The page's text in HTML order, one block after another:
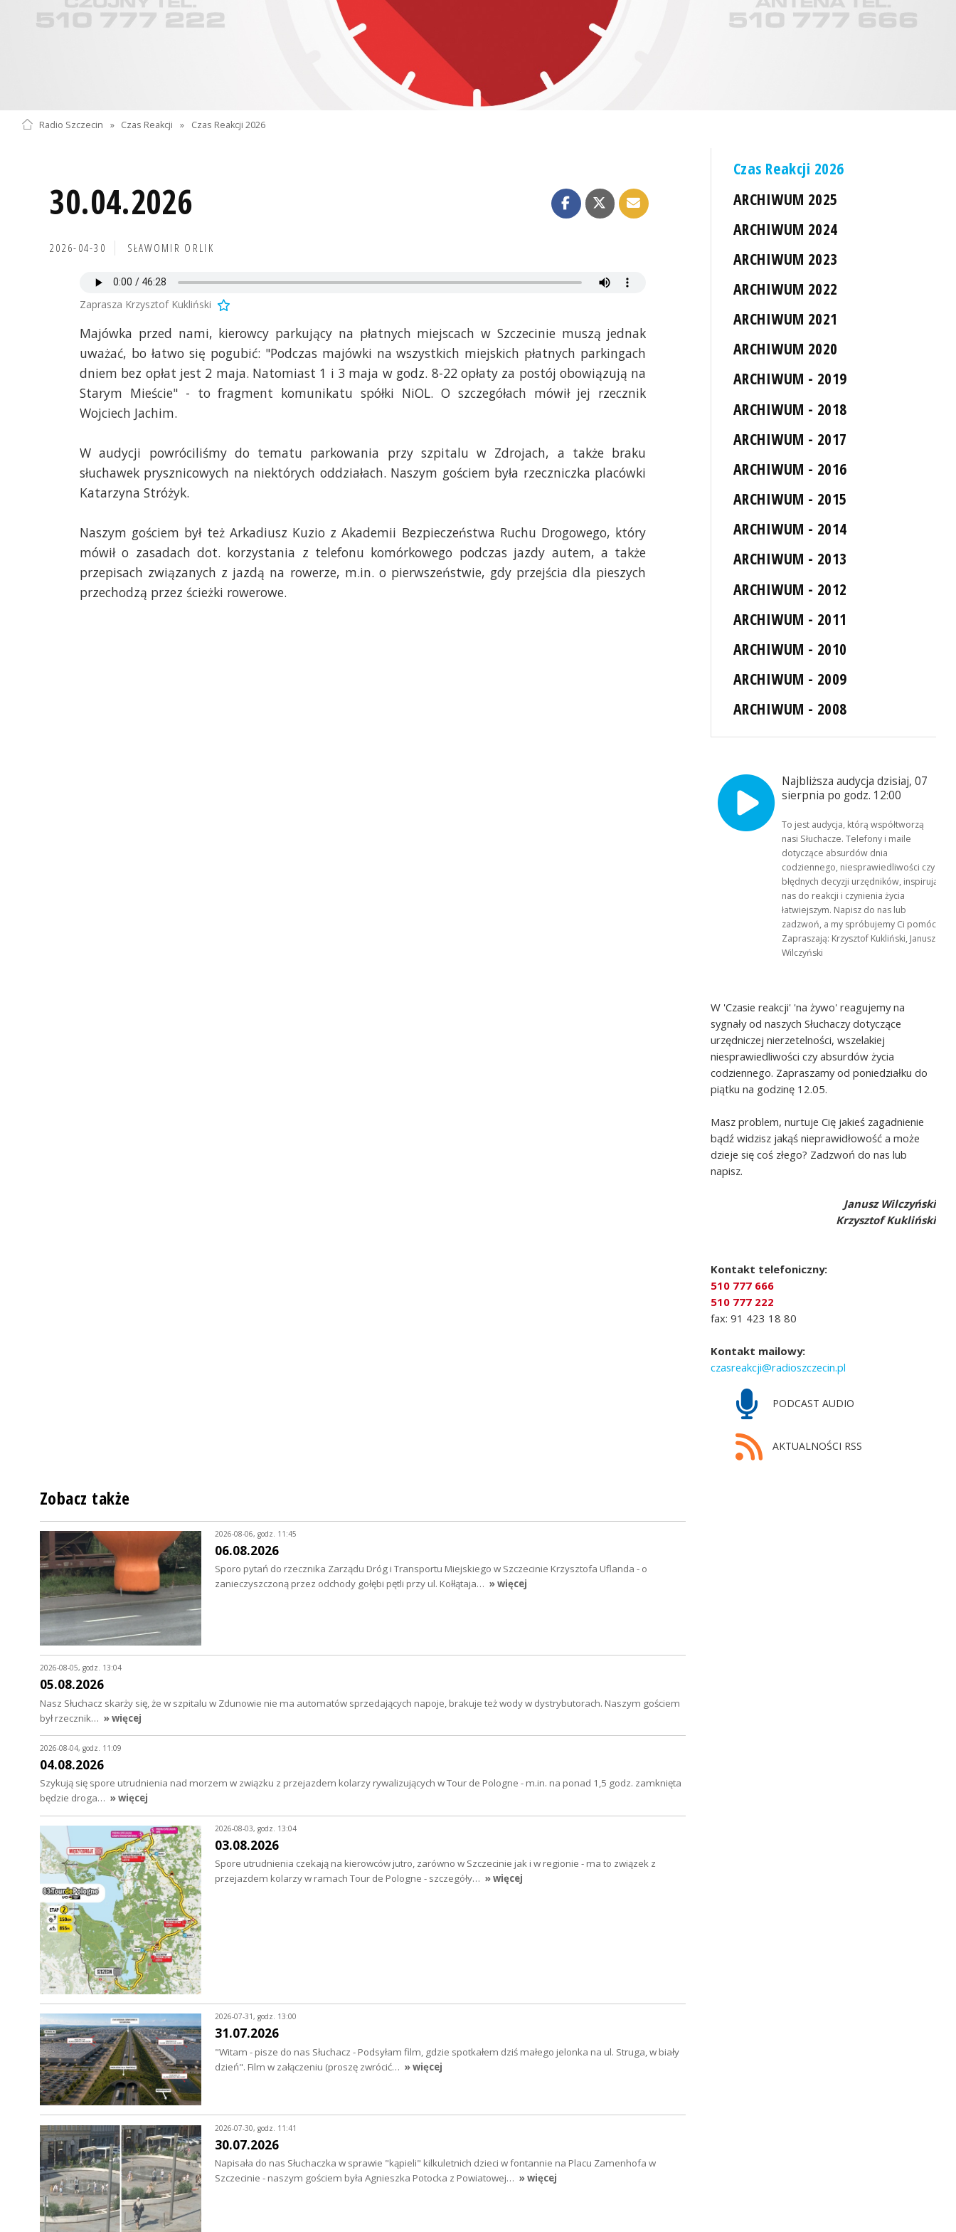
Radio Szczecin » Czas Reakcji » Czas Reakcji 2026
30.04.2026
2026-04-30 SŁAWOMIR ORLIK
Zaprasza Krzysztof Kukliński
Majówka przed nami, kierowcy parkujący na płatnych miejscach w Szczecinie muszą jednak
uważać, bo łatwo się pogubić: "Podczas majówki na wszystkich miejskich płatnych parkingach
dniem bez opłat jest 2 maja. Natomiast 1 i 3 maja w godz. 8-22 opłaty za postój obowiązują na
Starym Mieście" - to fragment komunikatu spółki NiOL. O szczegółach mówił jej rzecznik
Wojciech Jachim.
W audycji powróciliśmy do tematu parkowania przy szpitalu w Zdrojach, a także braku
słuchawek prysznicowych na niektórych oddziałach. Naszym gościem była rzeczniczka placówki
Katarzyna Stróżyk.
Naszym gościem był też Arkadiusz Kuzio z Akademii Bezpieczeństwa Ruchu Drogowego, który
mówił o zasadach dot. korzystania z telefonu komórkowego podczas jazdy autem, a także
przepisach związanych z jazdą na rowerze, m.in. o pierwszeństwie, gdy przejścia dla pieszych
przechodzą przez ścieżki rowerowe.
Czas Reakcji 2026
ARCHIWUM 2025
ARCHIWUM 2024
ARCHIWUM 2023
ARCHIWUM 2022
ARCHIWUM 2021
ARCHIWUM 2020
ARCHIWUM - 2019
ARCHIWUM - 2018
ARCHIWUM - 2017
ARCHIWUM - 2016
ARCHIWUM - 2015
ARCHIWUM - 2014
ARCHIWUM - 2013
ARCHIWUM - 2012
ARCHIWUM - 2011
ARCHIWUM - 2010
ARCHIWUM - 2009
ARCHIWUM - 2008
Najbliższa audycja dzisiaj, 07
sierpnia po godz. 12:00
To jest audycja, którą współtworzą
nasi Słuchacze. Telefony i maile
dotyczące absurdów dnia
codziennego, niesprawiedliwości czy
błędnych decyzji urzędników, inspirują
nas do reakcji i czynienia życia
łatwiejszym. Napisz do nas lub
zadzwoń, a my spróbujemy Ci pomóc.
Zapraszają: Krzysztof Kukliński, Janusz
Wilczyński
W 'Czasie reakcji' 'na żywo' reagujemy na
sygnały od naszych Słuchaczy dotyczące
urzędniczej nierzetelności, wszelakiej
niesprawiedliwości czy absurdów życia
codziennego. Zapraszamy od poniedziałku do
piątku na godzinę 12.05.
Masz problem, nurtuje Cię jakieś zagadnienie
bądź widzisz jakąś nieprawidłowość a może
dzieje się coś złego? Zadzwoń do nas lub
napisz.
Janusz Wilczyński
Krzysztof Kukliński
Kontakt telefoniczny:
510 777 666
510 777 222
fax: 91 423 18 80
Kontakt mailowy:
czasreakcji@radioszczecin.pl
PODCAST AUDIO
AKTUALNOŚCI RSS
Zobacz także
2026-08-06, godz. 11:45
06.08.2026
Sporo pytań do rzecznika Zarządu Dróg i Transportu Miejskiego w Szczecinie Krzysztofa Uflanda - o
zanieczyszczoną przez odchody gołębi pętli przy ul. Kołłątaja… » więcej
2026-08-05, godz. 13:04
05.08.2026
Nasz Słuchacz skarży się, że w szpitalu w Zdunowie nie ma automatów sprzedających napoje, brakuje też wody w dystrybutorach. Naszym gościem
był rzecznik… » więcej
2026-08-04, godz. 11:09
04.08.2026
Szykują się spore utrudnienia nad morzem w związku z przejazdem kolarzy rywalizujących w Tour de Pologne - m.in. na ponad 1,5 godz. zamknięta
będzie droga… » więcej
2026-08-03, godz. 13:04
03.08.2026
Spore utrudnienia czekają na kierowców jutro, zarówno w Szczecinie jak i w regionie - ma to związek z
przejazdem kolarzy w ramach Tour de Pologne - szczegóły… » więcej
2026-07-31, godz. 13:00
31.07.2026
"Witam - pisze do nas Słuchacz - Podsyłam film, gdzie spotkałem dziś małego jelonka na ul. Struga, w biały
dzień". Film w załączeniu (proszę zwrócić… » więcej
2026-07-30, godz. 11:41
30.07.2026
Napisała do nas Słuchaczka w sprawie "kąpieli" kilkuletnich dzieci w fontannie na Placu Zamenhofa w
Szczecinie - naszym gościem była Agnieszka Potocka z Powiatowej… » więcej